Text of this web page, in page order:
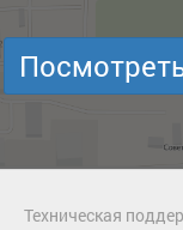
Техническая